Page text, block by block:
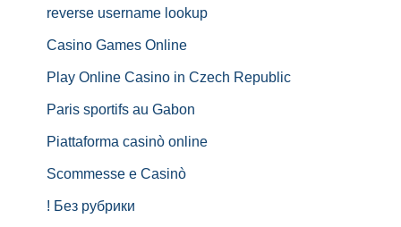
reverse username lookup
Casino Games Online
Play Online Casino in Czech Republic
Paris sportifs au Gabon
Piattaforma casinò online
Scommesse e Casinò
! Без рубрики